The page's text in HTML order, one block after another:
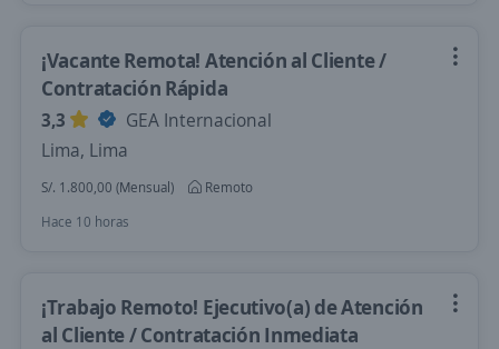
¡Vacante Remota! Atención al Cliente /
Contratación Rápida
3,3
GEA Internacional
Lima, Lima
S/. 1.800,00 (Mensual)
Remoto
Hace 10 horas
¡Trabajo Remoto! Ejecutivo(a) de Atención
al Cliente / Contratación Inmediata